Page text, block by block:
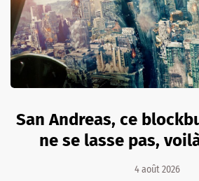
San Andreas, ce
ne se lasse pas,
4 août 2026